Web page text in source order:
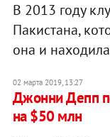
В 2013 году
Пакистана,
она и
02 марта 2019, 13:27
Джонни Депп
на $50 млн